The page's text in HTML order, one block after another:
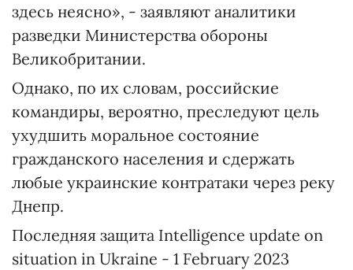
здесь неясно», - заявляют аналитики
разведки Министерства обороны
Великобритании.
Однако, по их словам, российские
командиры, вероятно, преследуют цель
ухудшить моральное состояние
гражданского населения и сдержать
любые украинские контратаки через реку
Днепр.
Последняя защита Intelligence update on
situation in Ukraine - 1 February 2023